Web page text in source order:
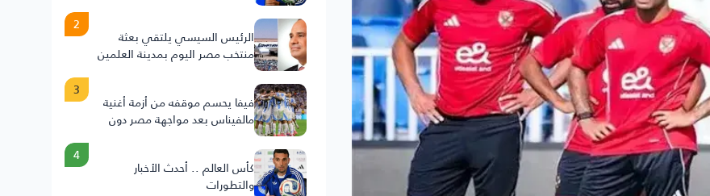
الرئيس السيسي يلتقي بعثة
منتخب مصر اليوم بمدينة العلمين
2
فيفا يحسم موقفه من أزمة أغنية
مالفيناس بعد مواجهة مصر دون
3
كأس العالم .. أحدث الأخبار
والتطورات
4